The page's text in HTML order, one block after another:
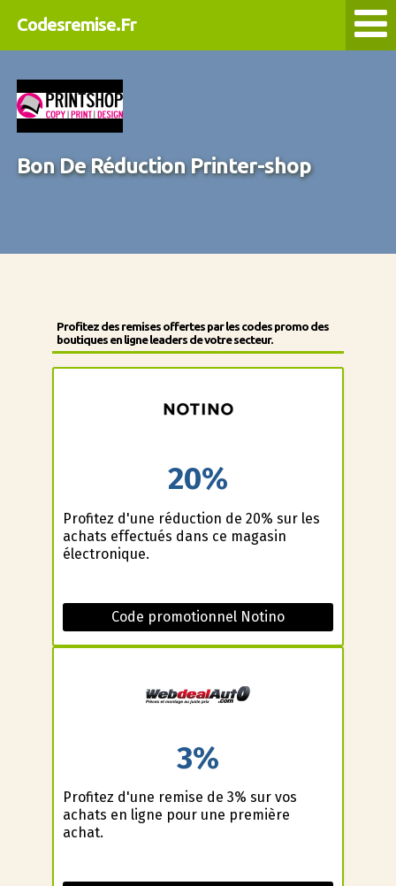
Codesremise.Fr
Bon De Réduction Printer-shop
Profitez des remises offertes par les codes promo des
boutiques en ligne leaders de votre secteur.
20%
Profitez d'une réduction de 20% sur les
achats effectués dans ce magasin
électronique.
Code promotionnel Notino
3%
Profitez d'une remise de 3% sur vos
achats en ligne pour une première
achat.